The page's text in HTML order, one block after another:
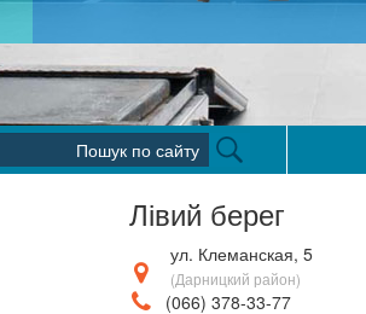
Лівий берег
ул. Клеманская, 5
(Дарницкий район)
(066) 378-33-77